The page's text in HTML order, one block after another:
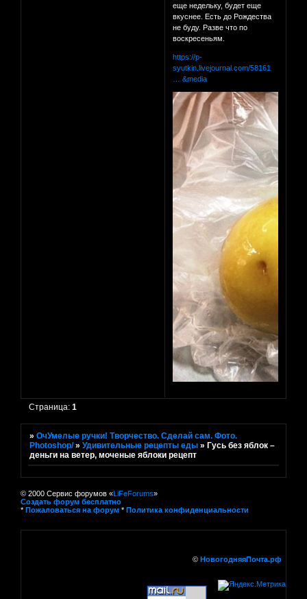
еще недельку, будет еще
вкуснее. Есть до Рождества
не буду. Разве что по
воскресеньям.
https://p-
syutkin.livejournal.com/58161
… &media
Страница:1
»ОчУмелые ручки! Творчество. Сделай сам. Фото.
Photoshop/ »Удивительные рецепты еды »Гусь без яблок –
деньги на ветер, моченые яблоки рецепт
© 2000 Сервис форумов «LiFeForums»
Создать форум бесплатно
* Пожаловаться на форум * Политика конфиденциальности
© НовогодняяПочта.рф